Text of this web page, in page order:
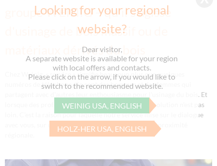
Looking for your regional
website?
Dear visitor,
A separate website is available for your region
with local offers and contacts.
Please click on the arrow, if you would like to
switch to the recommended website.
WEINIG USA, ENGLISH
HOLZ-HER USA, ENGLISH
groupe WEINIG – qu'il s'agisse
d'usinage de bois massif ou de
matériaux dérivés du bois
Chez Weinig, « service » signifie beaucoup plus que quelques
numéros de téléphone. Ce sont des hommes et des femmes qui
partagent avec d'autres leur enthousiasme pour l'usinage du bois. Et
lorsque des professionnels discutent entre eux, la solution n'est pas
loin. C’est la raison pour laquelle notre service mise sur le dialogue
avec vous, sur une formation remarquable et sur la proximité